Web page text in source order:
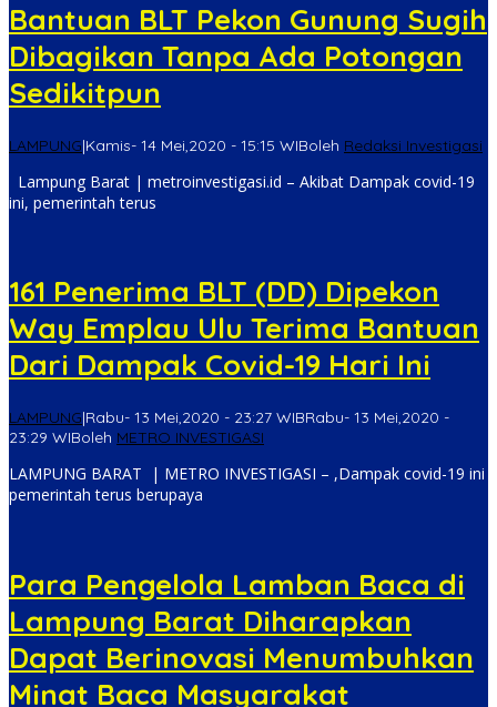
Bantuan BLT Pekon Gunung Sugih
Dibagikan Tanpa Ada Potongan
Sedikitpun
LAMPUNG|Kamis- 14 Mei,2020 - 15:15 WIBoleh Redaksi Investigasi
Lampung Barat | metroinvestigasi.id – Akibat Dampak covid-19
ini, pemerintah terus
161 Penerima BLT (DD) Dipekon
Way Emplau Ulu Terima Bantuan
Dari Dampak Covid-19 Hari Ini
LAMPUNG|Rabu- 13 Mei,2020 - 23:27 WIBRabu- 13 Mei,2020 -
23:29 WIBoleh METRO INVESTIGASI
LAMPUNG BARAT | METRO INVESTIGASI – ,Dampak covid-19 ini
pemerintah terus berupaya
Para Pengelola Lamban Baca di
Lampung Barat Diharapkan
Dapat Berinovasi Menumbuhkan
Minat Baca Masyarakat